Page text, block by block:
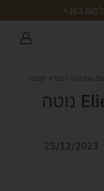
לחצו כאן »
Elie Bleu Casa Cubana נוטה
25/12/2023